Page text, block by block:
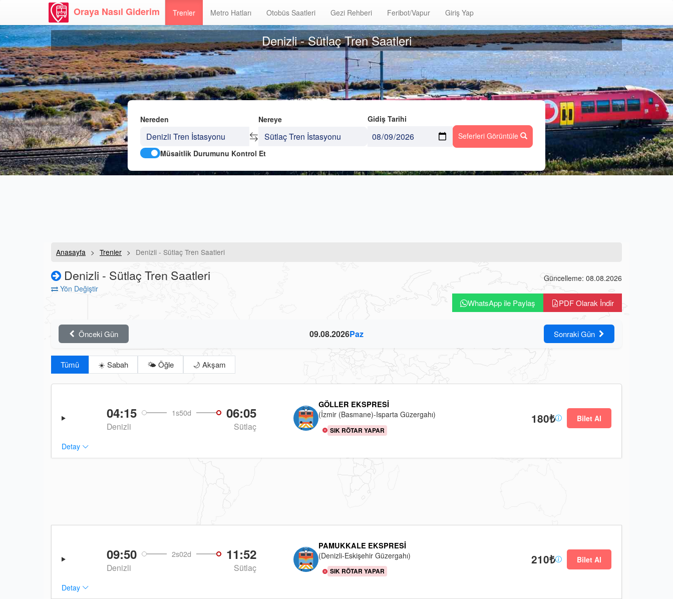
Oraya Nasıl Giderim Trenler Metro Hatları Otobüs Saatleri Gezi Rehberi Feribot/Vapur Giriş Yap
Denizli - Sütlaç Tren Saatleri
Nereden Nereye
Gidiş Tarihi
Seferleri Görüntüle
Müsaitlik Durumunu Kontrol Et
Anasayfa Trenler Denizli - Sütlaç Tren Saatleri
Denizli - Sütlaç Tren Saatleri
Yön Değiştir
Güncelleme: 08.08.2026
WhatsApp ile Paylaş PDF Olarak İndir
Önceki Gün 09.08.2026Paz Sonraki Gün
Tümü ☀️ Sabah 🌤️ Öğle 🌙 Akşam
04:15 1s50d 06:05
Denizli Sütlaç
GÖLLER EKSPRESI
(İzmir (Basmane)-Isparta Güzergahı)
SIK RÖTAR YAPAR
180₺ Bilet Al
Detay
09:50 2s02d 11:52
Denizli Sütlaç
PAMUKKALE EKSPRESI
(Denizli-Eskişehir Güzergahı)
SIK RÖTAR YAPAR
210₺ Bilet Al
Detay